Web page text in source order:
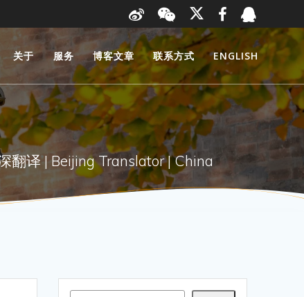
关于 服务 博客文章 联系方式 ENGLISH
翻译 | Beijing Translator | China